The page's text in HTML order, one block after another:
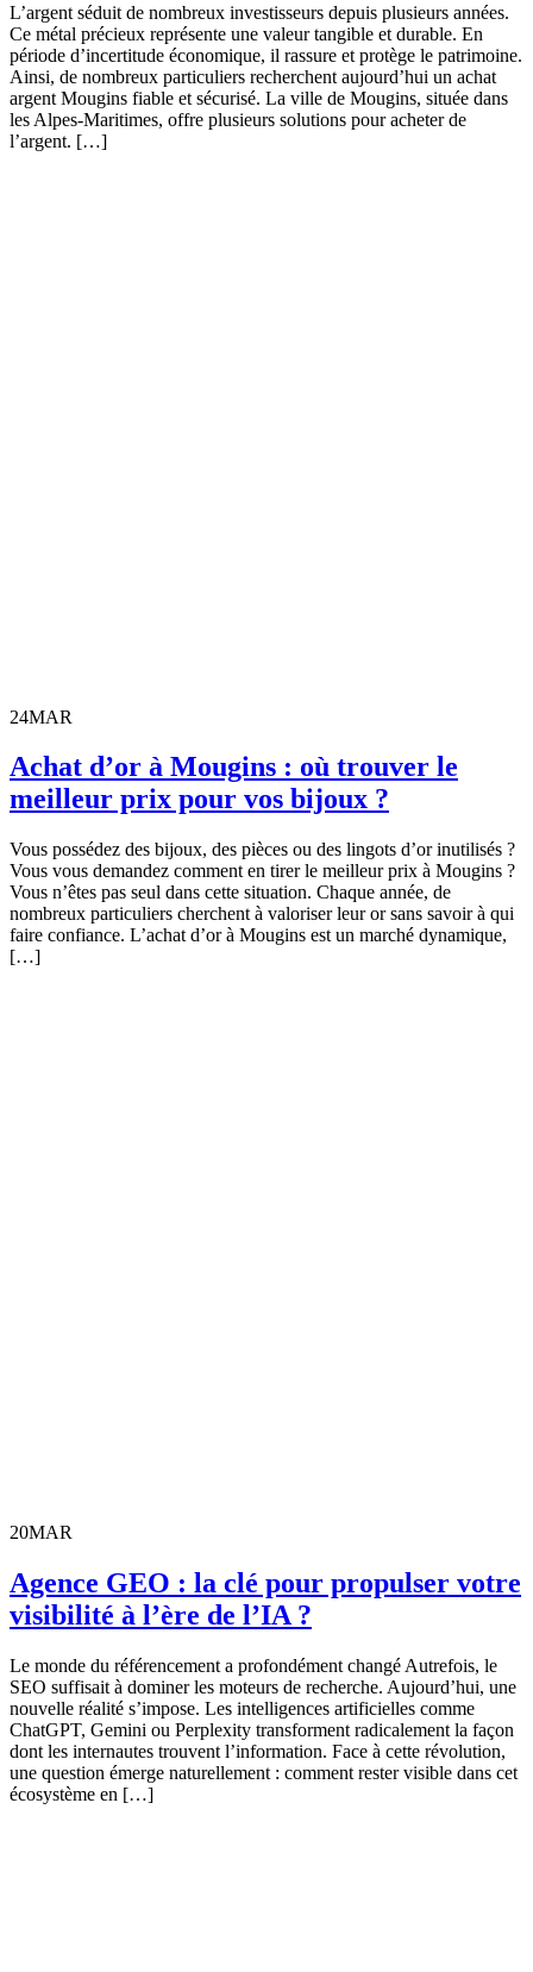
L’argent séduit de nombreux investisseurs depuis plusieurs années.
Ce métal précieux représente une valeur tangible et durable. En
période d’incertitude économique, il rassure et protège le patrimoine.
Ainsi, de nombreux particuliers recherchent aujourd’hui un achat
argent Mougins fiable et sécurisé. La ville de Mougins, située dans
les Alpes-Maritimes, offre plusieurs solutions pour acheter de
l’argent. […]
24MAR
Achat d’or à Mougins : où trouver le
meilleur prix pour vos bijoux ?
Vous possédez des bijoux, des pièces ou des lingots d’or inutilisés ?
Vous vous demandez comment en tirer le meilleur prix à Mougins ?
Vous n’êtes pas seul dans cette situation. Chaque année, de
nombreux particuliers cherchent à valoriser leur or sans savoir à qui
faire confiance. L’achat d’or à Mougins est un marché dynamique,
[…]
20MAR
Agence GEO : la clé pour propulser votre
visibilité à l’ère de l’IA ?
Le monde du référencement a profondément changé Autrefois, le
SEO suffisait à dominer les moteurs de recherche. Aujourd’hui, une
nouvelle réalité s’impose. Les intelligences artificielles comme
ChatGPT, Gemini ou Perplexity transforment radicalement la façon
dont les internautes trouvent l’information. Face à cette révolution,
une question émerge naturellement : comment rester visible dans cet
écosystème en […]